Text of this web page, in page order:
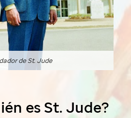
deSt. Jude
esSt. Jude?